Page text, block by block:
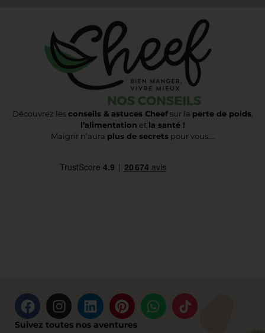
Découvrez lesconseils & astuces Cheefsur la perte de poids,
l’alimentation et la santé !
Maigrir n’aura plus de secretspour vous….
Suivez toutes nos aventures